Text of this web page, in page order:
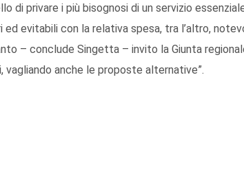
di privare i più bisognosi di un servizio
ed evitabili con la relativa spesa, tra l’altro,
– conclude Singetta – invito la Giunta
vagliando anche le proposte alternative”.